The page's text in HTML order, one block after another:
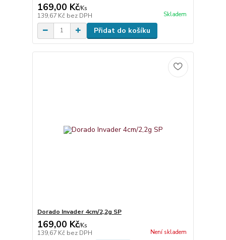
169,00 Kč/Ks
139,67 Kč bez DPH Skladem
Přidat do košíku
Dorado Invader 4cm/2,2g SP
169,00 Kč/Ks
139,67 Kč bez DPH Není skladem